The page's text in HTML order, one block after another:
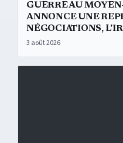
GUERRE AU
ANNONCE UNE
NÉGOCIATIONS,
3 août 2026